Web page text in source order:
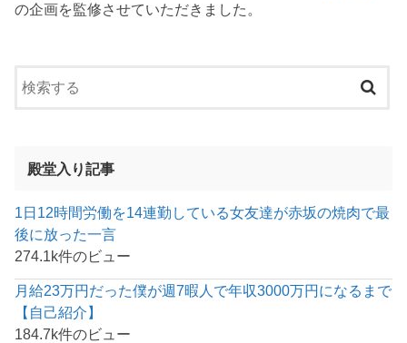
の企画を監修させていただきました。
殿堂入り記事
1日12時間労働を14連勤している女友達が赤坂の焼肉で最
後に放った一言
274.1k件のビュー
月給23万円だった僕が週7暇人で年収3000万円になるまで
【自己紹介】
184.7k件のビュー